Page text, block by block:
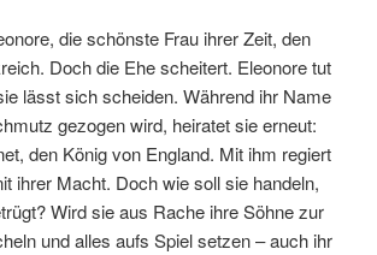
die schönste Frau ihrer Zeit, den
Doch die Ehe scheitert. Eleonore tut
lässt sich scheiden. Während ihr Name
gezogen wird, heiratet sie erneut:
den König von England. Mit ihm regiert
ihrer Macht. Doch wie soll sie handeln,
Wird sie aus Rache ihre Söhne zur
und alles aufs Spiel setzen – auch ihr